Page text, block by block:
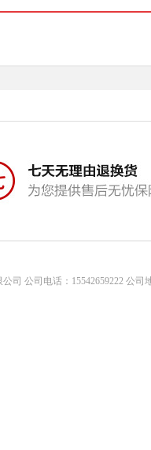
司 公司电话：15542659222 公